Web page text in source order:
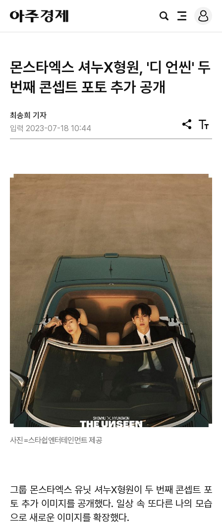
아
주
경
검
전
로
그
몬스타엑스 셔누X형원, '디 언씬' 두
번째 콘셉트 포토 추가 공개
최송희 기자
입력 2023-07-18 10:44
공
유
텍
스
사진=스타쉽엔터테인먼트 제공
그룹 몬스타엑스 유닛 셔누X형원이 두 번째 콘셉트 포
토 추가 이미지를 공개했다. 일상 속 또다른 나의 모습
으로 새로운 이미지를 확장했다.